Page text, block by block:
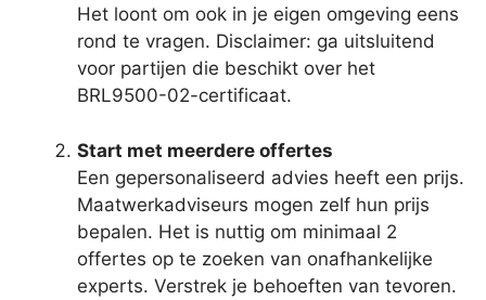
Het loont om ook in je eigen omgeving eens
rond te vragen. Disclaimer: ga uitsluitend
voor partijen die beschikt over het
BRL9500-02-certificaat.
Start met meerdere offertes
Een gepersonaliseerd advies heeft een prijs.
Maatwerkadviseurs mogen zelf hun prijs
bepalen. Het is nuttig om minimaal 2
offertes op te zoeken van onafhankelijke
experts. Verstrek je behoeften van tevoren.